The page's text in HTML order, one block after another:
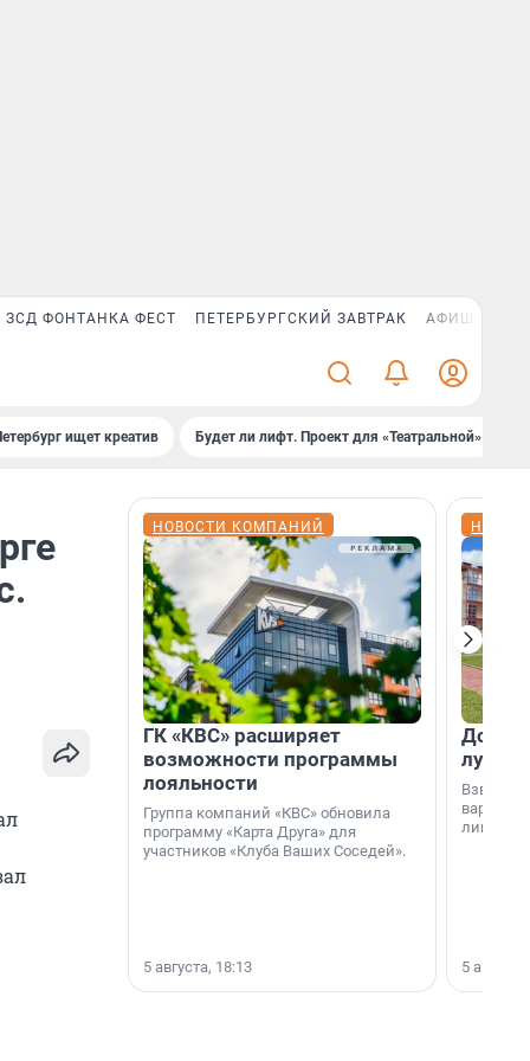
ЗСД ФОНТАНКА ФЕСТ ПЕТЕРБУРГСКИЙ ЗАВТРАК АФИША PLUS
ищет креатив Будет ли лифт. Проект для «Театральной»
НОВОСТИ КОМПАНИЙ
ГК «КВС» расширяет
возможности программы
лояльности
Группа компаний «КВС» обновила
программу «Карта Друга» для
участников «Клуба Ваших Соседей».
5 августа, 18:13
Дом
лучше
лишнего
5